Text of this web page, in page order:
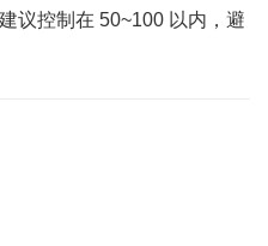
议控制在 50~100 以内，避